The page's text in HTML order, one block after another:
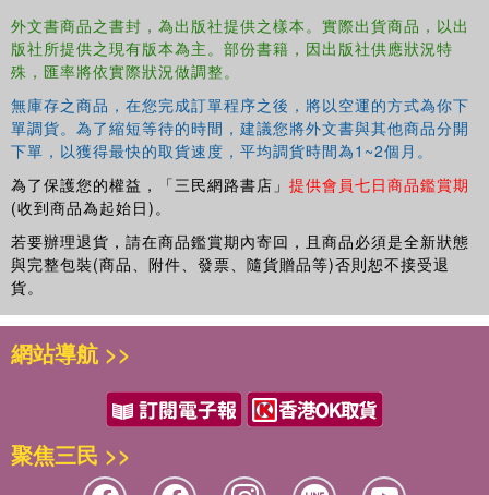
外文書商品之書封，為出版社提供之樣本。實際出貨商品，以出
版社所提供之現有版本為主。部份書籍，因出版社供應狀況特
殊，匯率將依實際狀況做調整。
無庫存之商品，在您完成訂單程序之後，將以空運的方式為你下
單調貨。為了縮短等待的時間，建議您將外文書與其他商品分開
下單，以獲得最快的取貨速度，平均調貨時間為1~2個月。
為了保護您的權益，「三民網路書店」 提供會員七日商品鑑賞期
(收到商品為起始日)。
若要辦理退貨，請在商品鑑賞期內寄回，且商品必須是全新狀態
與完整包裝(商品、附件、發票、隨貨贈品等)否則恕不接受退
貨。
網站導航 >>
聚焦三民 >>